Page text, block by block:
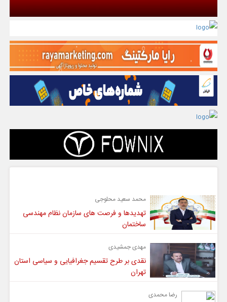
محمد سعید محلوجی
تهدیدها و فرصت های سازمان نظام مهندسی
ساختمان
مهدی جمشیدی
نقدی بر طرح تقسیم جغرافیایی و سیاسی استان
تهران
رضا محمدی